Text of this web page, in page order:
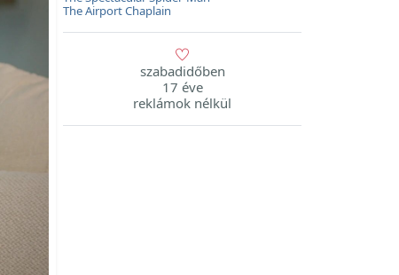
The Airport Chaplain
szabadidőben
17 éve
reklámok nélkül